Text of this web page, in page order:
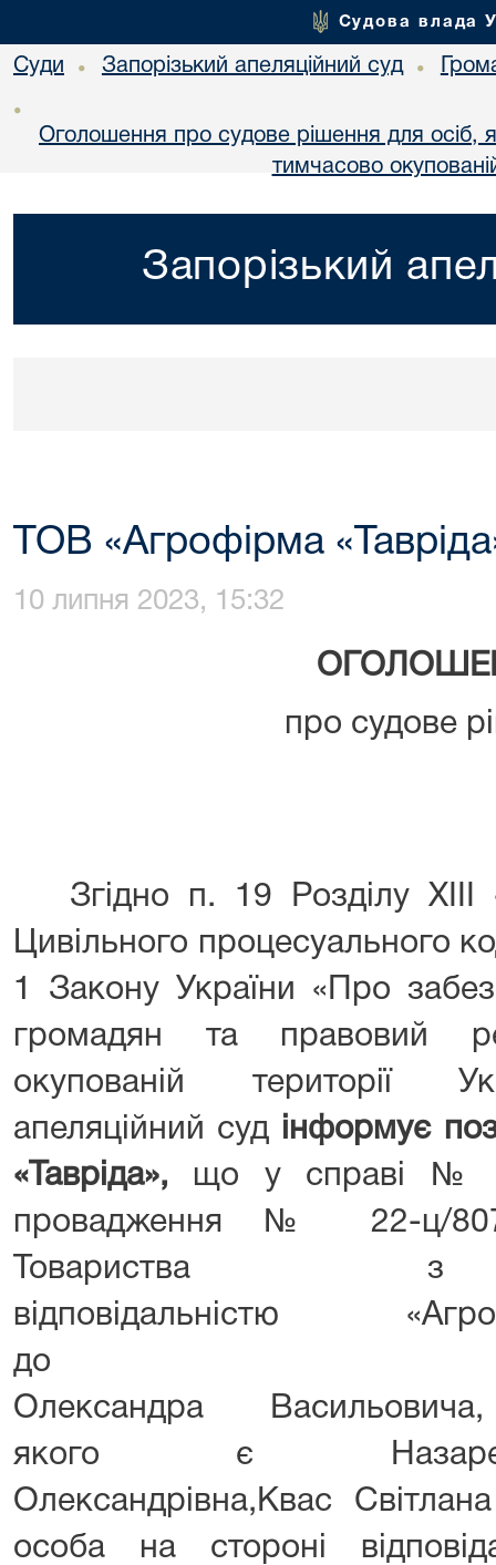
Судова влада
Суди • Запорізький апеляційний суд •
•
Оголошення про судове рішення для осіб,
тимчасово
Запорізький
ТОВ «Агрофірма
10 липня 2023, 15:32
про судове
Згідно п. 19 Розділу XIII
Цивільного процесуального
1 Закону України «Про
громадян та правовий
окупованій території
апеляційний суд інформує
«Тавріда», що у справі №
провадження № 22-ц/
Товариства
відповідальністю
до
Олександра
якого є
Олександрівна,Квас
особа на стороні